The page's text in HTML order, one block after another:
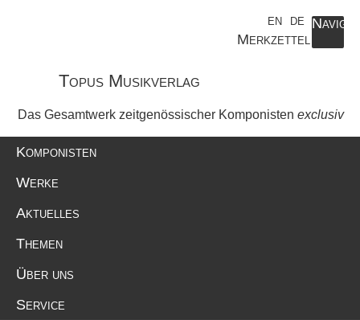
Topus Musikverlag
Das Gesamtwerk zeitgenössischer Komponisten exclusiv
de
en de
Merkzettel
Komponisten
Werke
Aktuelles
Themen
Über uns
Service